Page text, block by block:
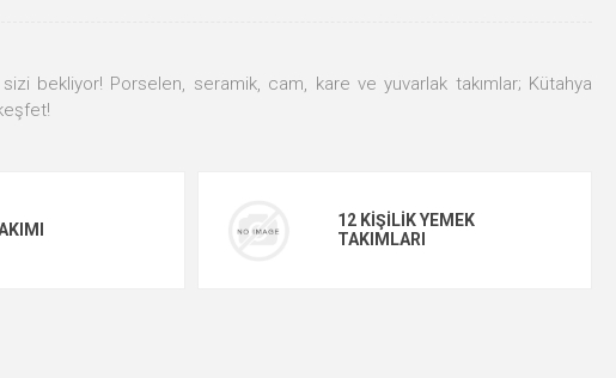
bekliyor! Porselen, seramik, cam, kare ve yuvarlak takımlar; Kütahya
12 KIŞILIK YEMEK
TAKIMLARI